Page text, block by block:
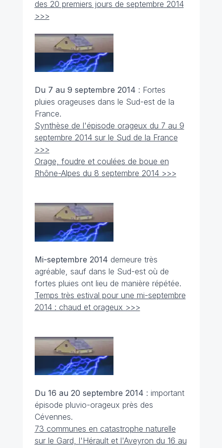
des 20 premiers jours de septembre 2014
>>>
Du 7 au 9 septembre 2014 : Fortes
pluies orageuses dans le Sud-est de la
France.
Synthèse de l'épisode orageux du 7 au 9
septembre 2014 sur le Sud de la France
>>>
Orage, foudre et coulées de boue en
Rhône-Alpes du 8 septembre 2014 >>>
Mi-septembre 2014 demeure très
agréable, sauf dans le Sud-est où de
fortes pluies ont lieu de manière répétée.
Temps très estival pour une mi-septembre
2014 : chaud et orageux >>>
Du 16 au 20 septembre 2014 : important
épisode pluvio-orageux près des
Cévennes.
73 communes en catastrophe naturelle
sur le Gard, l'Hérault et l'Aveyron du 16 au